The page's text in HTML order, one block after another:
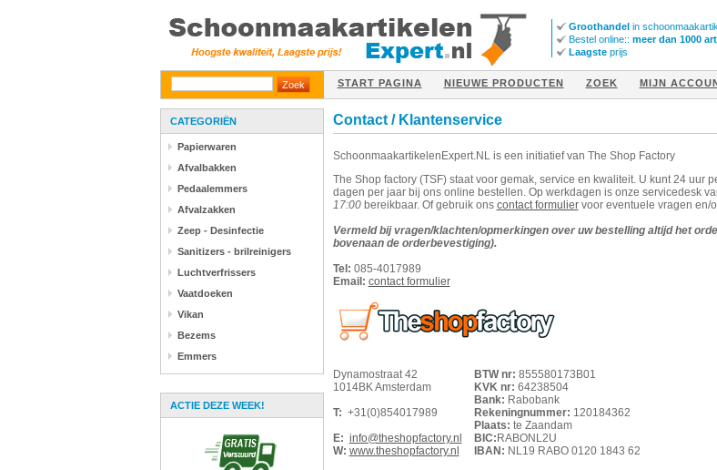
Groothandel in
Bestel online:: meer dan 1000
Laagste prijs
START PAGINA NIEUWE PRODUCTEN ZOEK MIJN
CATEGORIËN
Papierwaren
Afvalbakken
Pedaalemmers
Afvalzakken
Zeep - Desinfectie
Sanitizers - brilreinigers
Luchtverfrissers
Vaatdoeken
Vikan
Bezems
Emmers
ACTIE DEZE WEEK!
Contact / Klantenservice
SchoonmaakartikelenExpert.NLis een initiatief van The Shop Factory
The Shop factory (TSF) staat voor gemak, service en kwaliteit. U kunt 24 uur
dagen per jaar bij ons online bestellen. Op werkdagen is onze servicedesk
17:00bereikbaar. Of gebruik ons contact formuliervoor eventuele vragen en/
Vermeld bij vragen/klachten/opmerkingen over uw bestelling altijd het
bovenaan de orderbevestiging).
Tel: 085-4017989
Email: contact formulier
Dynamostraat 42
1014BK Amsterdam
T: +31(0)854017989
E: info@theshopfactory.nl
W: www.theshopfactory.nl
BTW nr: 855580173B01
KVK nr: 64238504
Bank: Rabobank
Rekeningnummer: 120184362
Plaats: te Zaandam
BIC: RABONL2U
IBAN: NL19 RABO 0120 1843 62